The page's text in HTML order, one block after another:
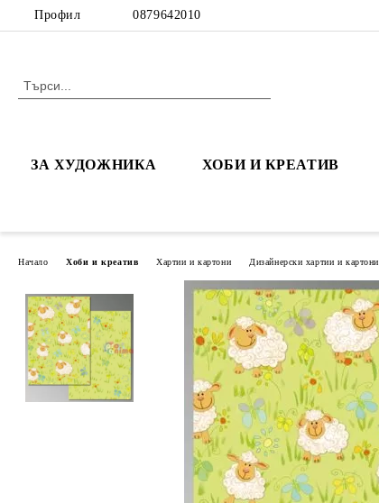
Профил 0879642010
ЗА ХУДОЖНИКА ХОБИ И КРЕАТИВ
Начало Хоби и креатив Хартии и картони Дизайнерски хартии и картони